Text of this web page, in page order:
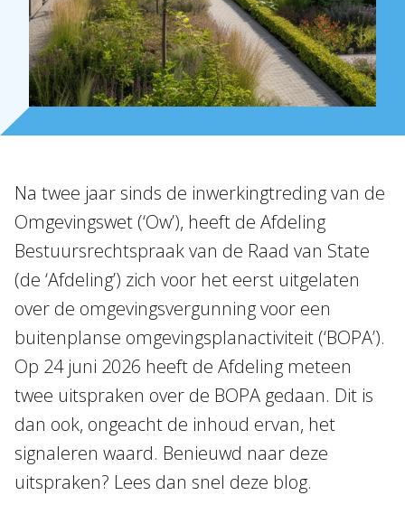
Internationaal
Nieuws
Na twee jaar sinds de inwerkingtreding van de
Omgevingswet (‘Ow’), heeft de Afdeling
Bestuursrechtspraak van de Raad van State
(de ‘Afdeling’) zich voor het eerst uitgelaten
over de omgevingsvergunning voor een
buitenplanse omgevingsplanactiviteit (‘BOPA’).
Op 24 juni 2026 heeft de Afdeling meteen
twee uitspraken over de BOPA gedaan. Dit is
dan ook, ongeacht de inhoud ervan, het
signaleren waard. Benieuwd naar deze
uitspraken? Lees dan snel deze blog.